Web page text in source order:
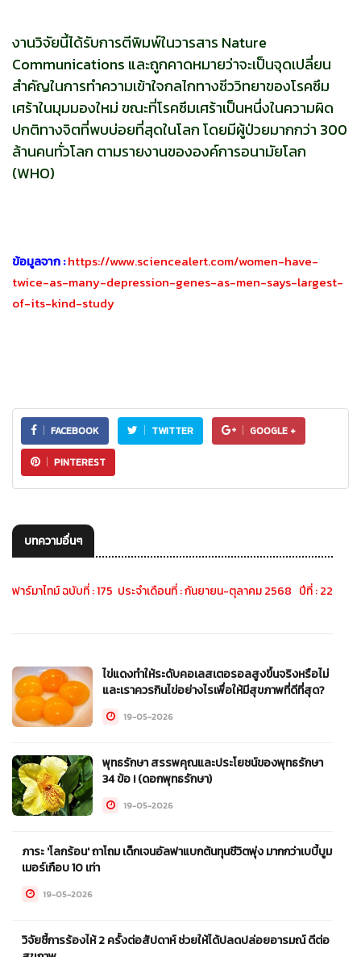
งานวิจัยนี้ได้รับการตีพิมพ์ในวารสาร Nature
Communications และถูกคาดหมายว่าจะเป็นจุดเปลี่ยน
สำคัญในการทำความเข้าใจกลไกทางชีววิทยาของโรคซึม
เศร้าในมุมมองใหม่ ขณะที่โรคซึมเศร้าเป็นหนึ่งในความผิด
ปกติทางจิตที่พบบ่อยที่สุดในโลก โดยมีผู้ป่วยมากกว่า 300
ล้านคนทั่วโลก ตามรายงานขององค์การอนามัยโลก
(WHO)
ข้อมูลจาก :https://www.sciencealert.com/women-have-
twice-as-many-depression-genes-as-men-says-largest-
of-its-kind-study
FACEBOOK TWITTER GOOGLE +
PINTEREST
บทความอื่นๆ
ฟาร์มาไทม์ ฉบับที่ : 175 ประจำเดือนที่ : กันยายน-ตุลาคม 2568 ปีที่ : 22
ไข่แดงทำให้ระดับคอเลสเตอรอลสูงขึ้นจริงหรือไม่
และเราควรกินไข่อย่างไรเพื่อให้มีสุขภาพที่ดีที่สุด?
19-05-2026
พุทธรักษา สรรพคุณและประโยชน์ของพุทธรักษา
34 ข้อ ! (ดอกพุทธรักษา)
19-05-2026
ภาระ 'โลกร้อน' ถาโถม เด็กเจนอัลฟาแบกต้นทุนชีวิตพุ่ง มากกว่าเบบี้บูม
เมอร์เกือบ 10 เท่า
19-05-2026
วิจัยชี้การร้องไห้ 2 ครั้งต่อสัปดาห์ ช่วยให้ได้ปลดปล่อยอารมณ์ ดีต่อ